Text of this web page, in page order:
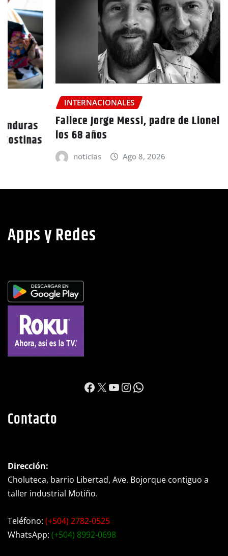
INTERNACIONALES
Fallece Jorge Messi, padre de Lionel Messi, a
los 68 años
Ago 8, 2026
Apps y Redes
https://
X YouTube
Instagram
WhatsApp
Contacto
Dirección:
Choluteca, barrio Libertad, Ave. Bojorque contiguo a
taller industrial Motiño.
Teléfono: (+504) 2782-0525
WhatsApp: (+504) 8992-0698